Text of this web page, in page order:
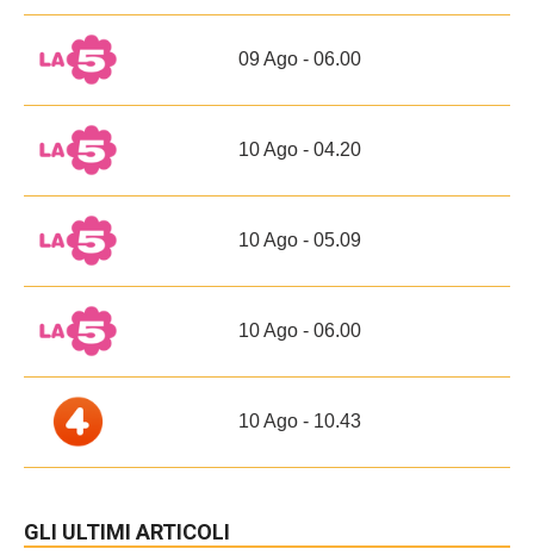
09 Ago - 06.00
10 Ago - 04.20
10 Ago - 05.09
10 Ago - 06.00
10 Ago - 10.43
GLI ULTIMI ARTICOLI